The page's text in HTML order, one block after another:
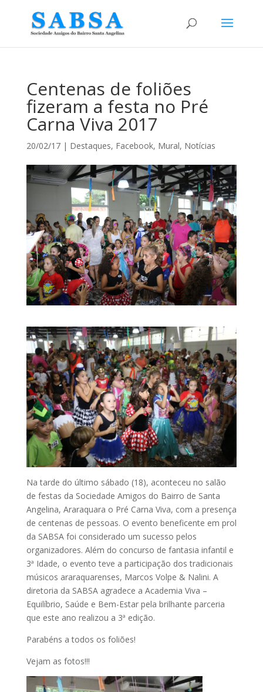
Centenas de foliões
fizeram a festa no Pré
Carna Viva 2017
20/02/17| Destaques, Facebook, Mural, Notícias
Na tarde do último sábado (18), aconteceu no salão
de festas da Sociedade Amigos do Bairro de Santa
Angelina, Araraquara o Pré Carna Viva, com a presença
de centenas de pessoas. O evento beneficente em prol
da SABSA foi considerado um sucesso pelos
organizadores. Além do concurso de fantasia infantil e
3ª Idade, o evento teve a participação dos tradicionais
músicos araraquarenses, Marcos Volpe & Nalini. A
diretoria da SABSA agradece a Academia Viva –
Equilíbrio, Saúde e Bem-Estar pela brilhante parceria
que este ano realizou a 3ª edição.
Parabéns a todos os foliões!
Vejam as fotos!!!